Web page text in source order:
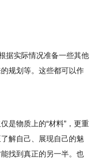
据实际情况准备一些其他
规划等。这些都可以作
物质上的“材料”，更重
解自己、展现自己的魅
找到真正的另一半。也